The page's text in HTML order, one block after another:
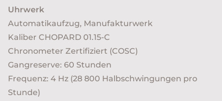
Uhrwerk
Automatikaufzug, Manufakturwerk
Kaliber CHOPARD 01.15-C
Chronometer Zertifiziert (COSC)
Gangreserve: 60 Stunden
Frequenz: 4 Hz (28 800 Halbschwingungen pro
Stunde)